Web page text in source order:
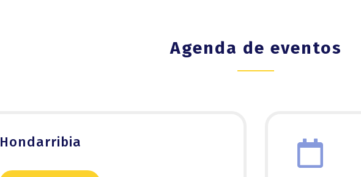
Agenda de eventos
Hondarribia